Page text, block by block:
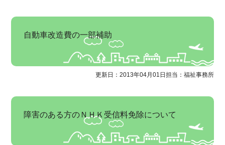
自動車改造費の一部補助
更新日：2013年04月01日 担当：福祉事務所
障害のある方のＮＨＫ受信料免除について